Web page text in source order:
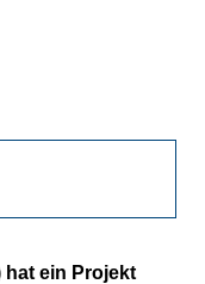
hat ein Projekt